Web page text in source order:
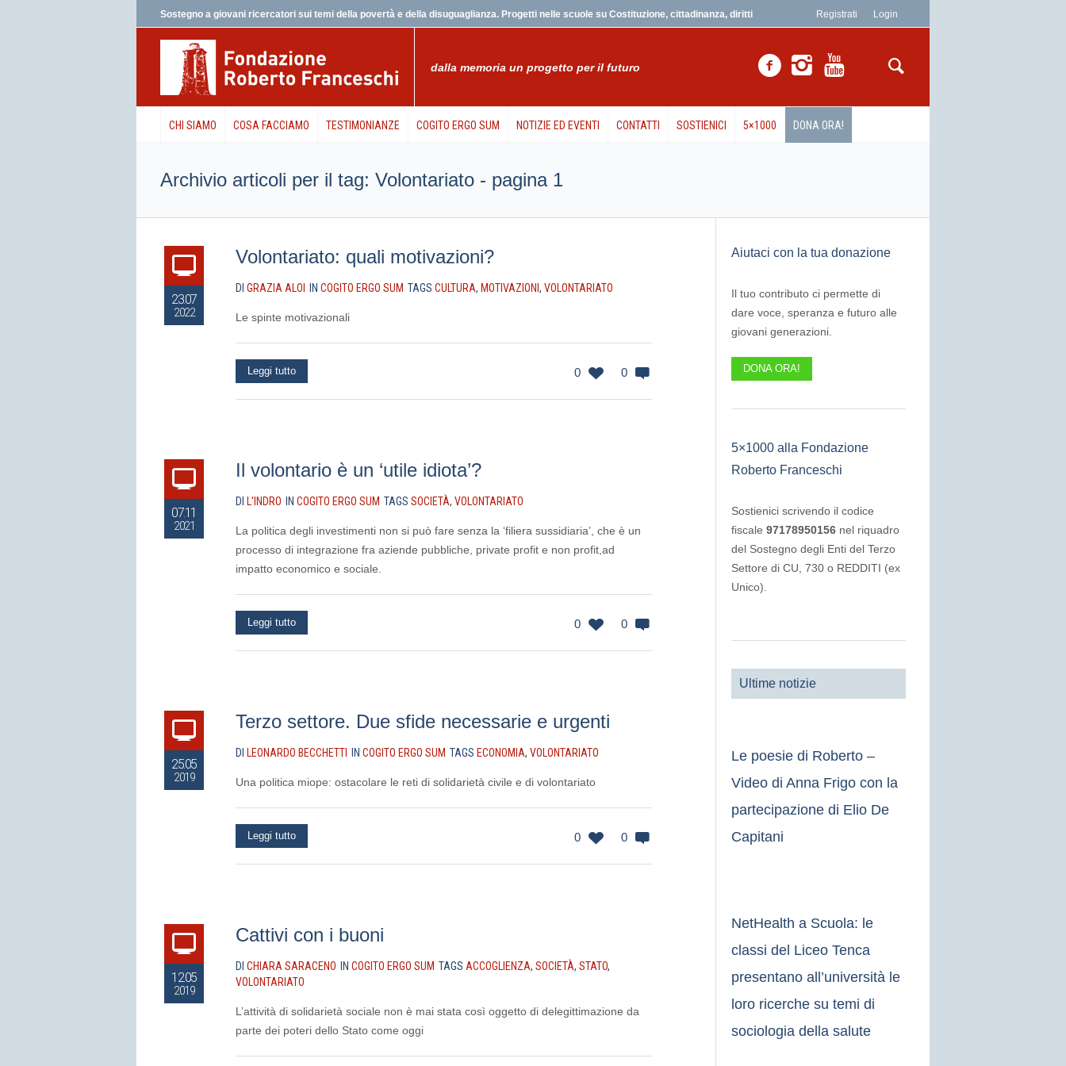
Registrati Login
Sostegno a giovani ricercatori sui temi della povertà e della disuguaglianza. Progetti nelle scuole su Costituzione, cittadinanza, diritti
dalla memoria un progetto per il futuro
CHI SIAMO COSA FACCIAMO TESTIMONIANZE COGITO ERGO SUM NOTIZIE ED EVENTI CONTATTI SOSTIENICI 5×1000 DONA ORA!
Archivio articoli per il tag: Volontariato - pagina 1
23.07
2022
Volontariato: quali motivazioni?
DI GRAZIA ALOI IN COGITO ERGO SUM TAGS CULTURA, MOTIVAZIONI , VOLONTARIATO
Le spinte motivazionali
0 0
Leggi tutto
07.11
2021
Il volontario è un ‘utile idiota’?
DI L'INDRO IN COGITO ERGO SUM TAGS SOCIETÀ, VOLONTARIATO
La politica degli investimenti non si può fare senza la ‘filiera sussidiaria’, che è un
processo di integrazione fra aziende pubbliche, private profit e non profit,ad
impatto economico e sociale.
0 0
Leggi tutto
25.05
2019
Terzo settore. Due sfide necessarie e urgenti
DI LEONARDO BECCHETTI IN COGITO ERGO SUM TAGS ECONOMIA, VOLONTARIATO
Una politica miope: ostacolare le reti di solidarietà civile e di volontariato
0 0
Leggi tutto
12.05
2019
Cattivi con i buoni
DI CHIARA SARACENO IN COGITO ERGO SUM TAGS ACCOGLIENZA, SOCIETÀ, STATO,
VOLONTARIATO
L’attività di solidarietà sociale non è mai stata così oggetto di delegittimazione da
parte dei poteri dello Stato come oggi
Aiutaci con la tua donazione
Il tuo contributo ci permette di
dare voce, speranza e futuro alle
giovani generazioni.
DONA ORA!
5×1000 alla Fondazione
Roberto Franceschi
Sostienici scrivendo il codice
fiscale97178950156 nel riquadro
del Sostegno degli Enti del Terzo
Settore di CU, 730 o REDDITI (ex
Unico).
Ultime notizie
Le poesie di Roberto –
Video di Anna Frigo con la
partecipazione di Elio De
Capitani
NetHealth a Scuola: le
classi del Liceo Tenca
presentano all’università le
loro ricerche su temi di
sociologia della salute